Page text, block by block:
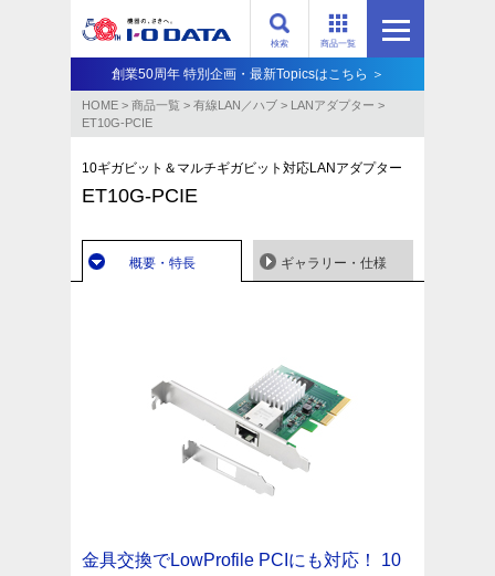
商品一覧
検索
創業50周年 特別企画・最新Topicsはこちら ＞
HOME > 商品一覧 > 有線LAN／ハブ > LANアダプター >
ET10G-PCIE
10ギガビット＆マルチギガビット対応LANアダプター
ET10G-PCIE
概要・特長 ギャラリー・仕様
金具交換でLowProfile PCIにも対応！
10